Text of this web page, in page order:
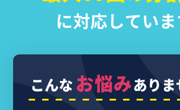
に対応していま
こんなお悩みありま